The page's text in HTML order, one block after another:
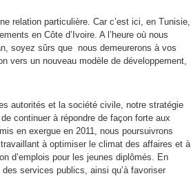
relation particulière. Car c’est ici, en Tunisie,
en Côte d’Ivoire. A l’heure où nous
soyez sûrs que nous demeurerons à vos
vers un nouveau modèle de développement,
autorités et la société civile, notre stratégie
continuer à répondre de façon forte aux
en exergue en 2011, nous poursuivrons
à optimiser le climat des affaires et à
d’emplois pour les jeunes diplômés. En
services publics, ainsi qu’à favoriser